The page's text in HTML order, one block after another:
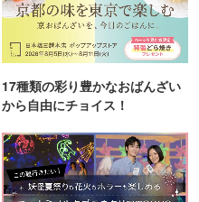
17種類の彩り豊かなおばんざい
から自由にチョイス！